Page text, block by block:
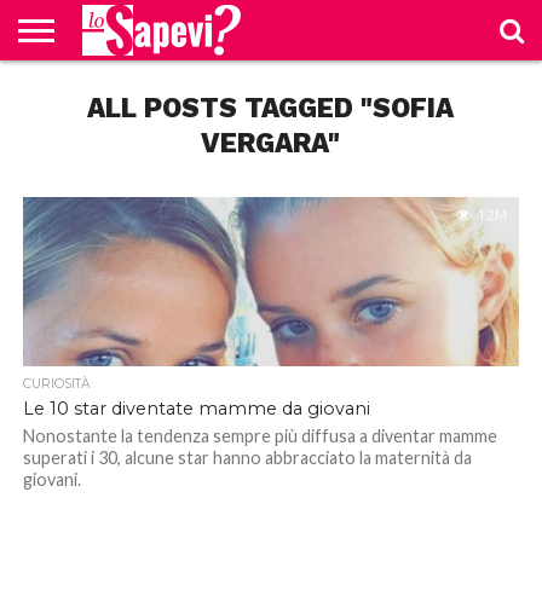
BENESSERE
GOSSIP
PRODOTTI
AMAZON
NEWS
CASA E
CUCINAALL POSTS TAGGED "SOFIA
VERGARA"
1.2M
CURIOSITÀ
Le 10 star diventate mamme da giovani
Nonostante la tendenza sempre più diffusa a diventar mamme
superati i 30, alcune star hanno abbracciato la maternità da
giovani.